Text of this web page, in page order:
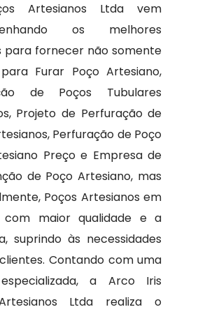
Artesianos Ltda vem
os melhores
para fornecer não somente
Furar Poço Artesiano,
de Poços Tubulares
Projeto de Perfuração de
Perfuração de Poço
Preço e Empresa de
de Poço Artesiano, mas
Poços Artesianos em
com maior qualidade e a
suprindo às necessidades
Contando com uma
a Arco Iris
Ltda realiza o